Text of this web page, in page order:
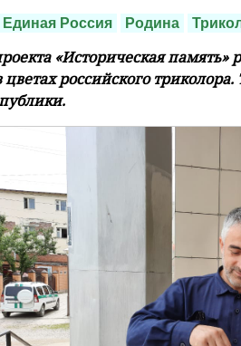
Единая Россия Родина
«Историческая
цветах российского